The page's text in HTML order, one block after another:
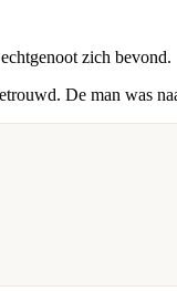
zich bevond.
De man was